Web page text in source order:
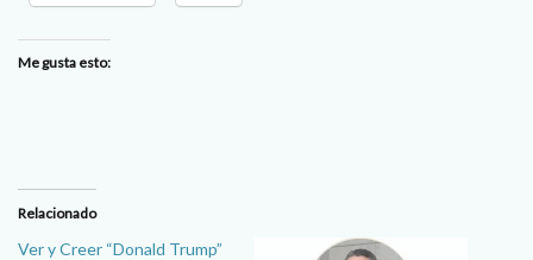
Me gusta esto:
Relacionado
Ver y Creer “Donald Trump”